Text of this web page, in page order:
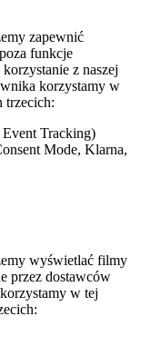
zapewnić
funkcje
z naszej
korzystamy w
trzecich:
Tracking)
Mode, Klarna,
wyświetlać filmy
przez dostawców
w tej